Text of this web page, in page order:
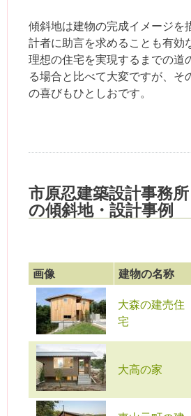
傾斜地は建物の完成イメージを
計者に助言を求めることも有効
理想の住宅を実現するまでの道
る場合と比べて大変ですが、そ
の喜びもひとしおです。
市原忍建築設計事務
の傾斜地・設計事例
画像 建物の名称
大森の建売住
宅
大高の家